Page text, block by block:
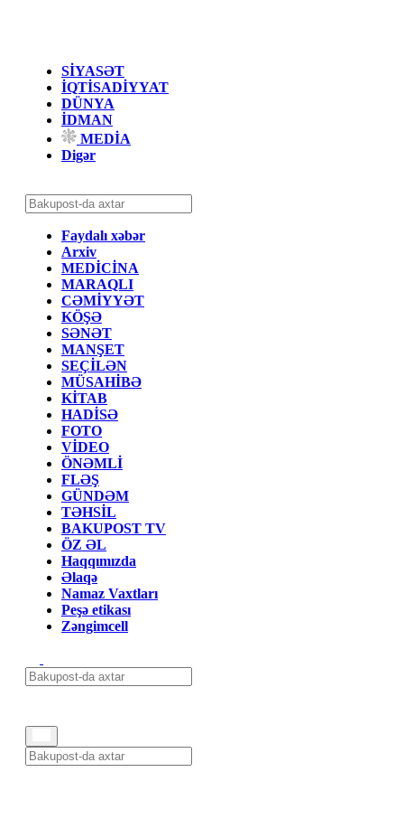
SİYASƏT
İQTİSADİYYAT
DÜNYA
İDMAN
MEDİA
Digər
Faydalı xəbər
Arxiv
MEDİCİNA
MARAQLI
CƏMİYYƏT
KÖŞƏ
SƏNƏT
MANŞET
SEÇİLƏN
MÜSAHİBƏ
KİTAB
HADİSƏ
FOTO
VİDEO
ÖNƏMLİ
FLƏŞ
GÜNDƏM
TƏHSİL
BAKUPOST TV
ÖZ ƏL
Haqqımızda
Əlaqə
Namaz Vaxtları
Peşə etikası
Zəngimcell